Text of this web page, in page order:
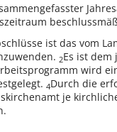
ist das vom
2Es ist
wird
4Durch die
je